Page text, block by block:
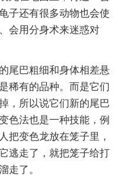
子还有很多动物也会使
会用分身术来迷惑对
尾巴粗细和身体相差悬
稀有的品种。而是它们
，所以说它们新的尾巴
色法也是一种技能，例
把变色龙放在笼子里，
逃走了，就把笼子给打
走了。